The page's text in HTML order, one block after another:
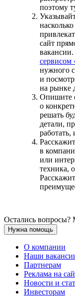
поэтому
сайт
сервисом
нужного
и
на рынке
Опишите
о
решать
детали,
работать,
в
или
техника,
Остались вопросы?
Нужна помощь
О компании
Наши
Партнерам
Реклама на
Новости и
Инвесторам